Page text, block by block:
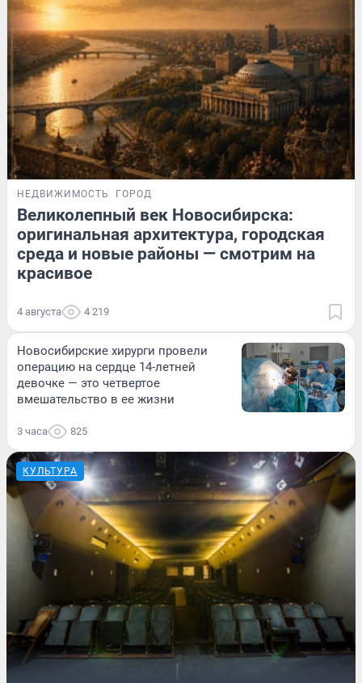
НЕДВИЖИМОСТЬ ГОРОД
Великолепный век Новосибирска:
оригинальная архитектура, городская
среда и новые районы — смотрим на
красивое
4 августа 4 219
Новосибирские хирурги провели
операцию на сердце 14-летней
девочке — это четвертое
вмешательство в ее жизни
3 часа 825
КУЛЬТУРА